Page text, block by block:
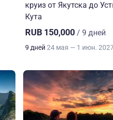
круиз от Якутска до
Кута
RUB 150,000 / 9 дней
9 дней 24 мая — 1 июн.